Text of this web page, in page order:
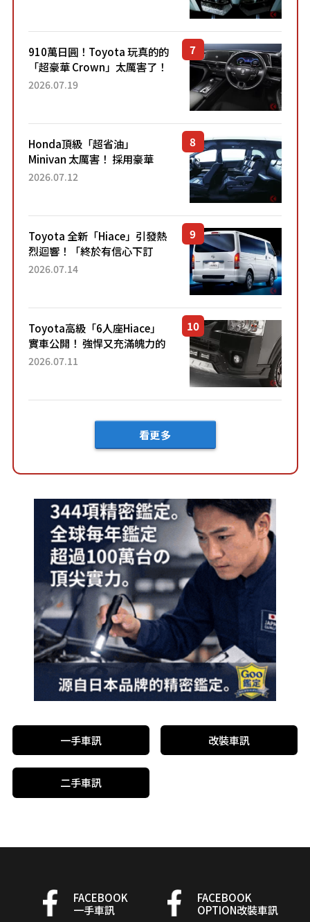
910萬日圓！Toyota 玩真的的
「超豪華 Crown」太厲害了！
採用由「匠人技藝」打造的
2026.07.19
Honda頂級「超省油」
Minivan 太厲害！ 採用豪華
「真皮座椅」與專屬「黑色內
「三...
2026.07.12
Toyota 全新「Hiace」引發熱
烈迴響！「終於有信心下訂
了！」「哪個等級交車最
車？...
2026.07.14
Toyota高級「6人座Hiace」
實車公開！ 強悍又充滿魄力的
「全黑設計」搭配特別「豪華
2026.07.11
看更多
一手車訊 改裝車訊
二手車訊
FACEBOOK
一手車訊
FACEBOOK
OPTION改裝車訊